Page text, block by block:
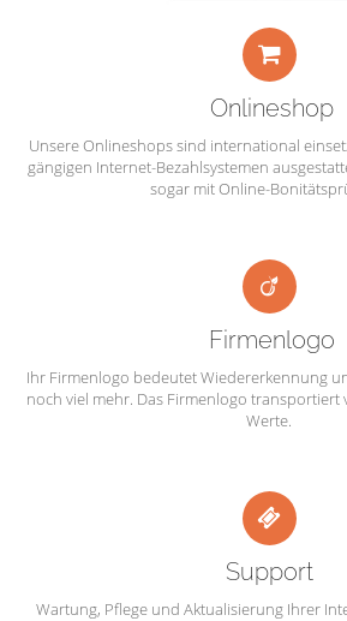
Onlineshop
Unsere Onlineshops sind international
gängigen Internet-Bezahlsystemen
sogar mit Online-
Firmenlogo
Ihr Firmenlogo bedeutet Wiedererkennung
noch viel mehr. Das Firmenlogo
Werte.
Support
Wartung, Pflege und Aktualisierung Ihrer